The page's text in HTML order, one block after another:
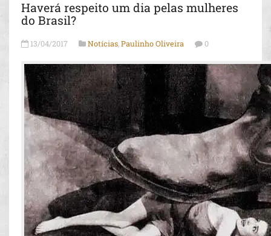
Haverá respeito um dia pelas mulheres
do Brasil?
13/04/2017 Notícias,Paulinho Oliveira 0